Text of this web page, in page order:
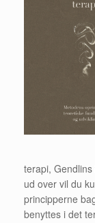
terapi, Gendlins
ud over vil du
principperne
benyttes i det